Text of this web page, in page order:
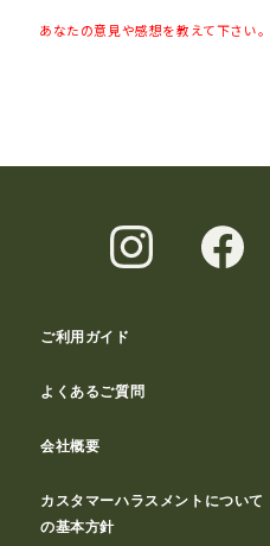
あなたの意見や感想を教えて下さい。
ご利用ガイド
よくあるご質問
会社概要
カスタマーハラスメントについて
の基本方針